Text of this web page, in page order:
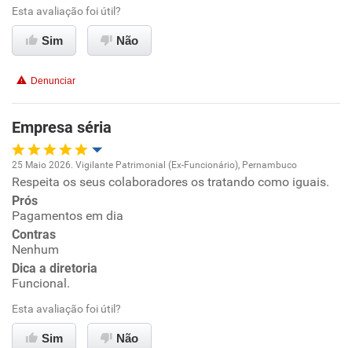
Ambiente de trabalho
Conciliação com a vida familiar
Recomenda esta empresa
Recomenda a diretoria
Esta avaliação foi útil?
Sim Não
Denunciar
Empresa séria
Oportunidade de promoção
Ambiente de trabalho
Conciliação com a vida familiar
Recomenda esta empresa
25 Maio 2026. Vigilante Patrimonial (Ex-Funcionário), Pernambuco
Respeita os seus colaboradores os tratando como iguais.
Prós
Pagamentos em dia
Contras
Nenhum
Dica a diretoria
Funcional.
Esta avaliação foi útil?
Sim Não